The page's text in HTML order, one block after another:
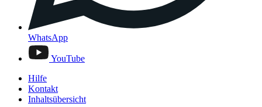
WhatsApp
YouTube
Hilfe
Kontakt
Inhaltsübersicht